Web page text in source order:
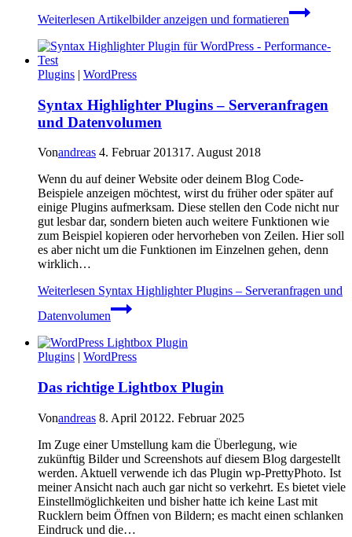
Weiterlesen Artikelbilder anzeigen und formatieren
Plugins | WordPress
Syntax Highlighter Plugins – Serveranfragen
und Datenvolumen
Vonandreas 4. Februar 201317. August 2018
Wenn du auf deiner Website oder deinem Blog Code-
Beispiele anzeigen möchtest, wirst du früher oder später auf
einige Plugins aufmerksam. Diese stellen den Code nicht nur
gut lesbar dar, sondern bieten auch weitere Funktionen wie
zum Beispiel kopieren oder hervorheben von Zeilen. Hier soll
es aber nicht um die Funktionen im Einzelnen gehen, denn
wirklich…
Weiterlesen Syntax Highlighter Plugins – Serveranfragen und
Datenvolumen
Plugins | WordPress
Das richtige Lightbox Plugin
Vonandreas 8. April 20122. Februar 2025
Im Zuge einer Umstellung kam die Überlegung, wie
zukünftig Bilder und Screenshots auf diesem Blog dargestellt
werden. Aktuell verwende ich das Plugin wp-PrettyPhoto. Ist
meiner Ansicht nach auch gar nicht so verkehrt. Es bietet viele
Einstellmöglichkeiten und bisher hatte ich keine Last mit
Rucklern beim Öffnen von Bildern; es macht einen schlanken
Eindruck und die…